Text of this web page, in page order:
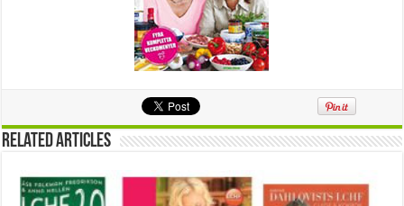
Related Articles